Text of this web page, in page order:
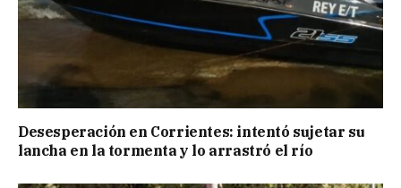
Desesperación en Corrientes: intentó sujetar su
lancha en la tormenta y lo arrastró el río